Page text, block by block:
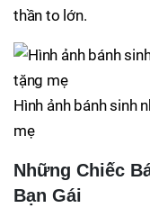
thần to lớn.
Hình ảnh bánh sinh
mẹ
Những Chiếc
Bạn Gái